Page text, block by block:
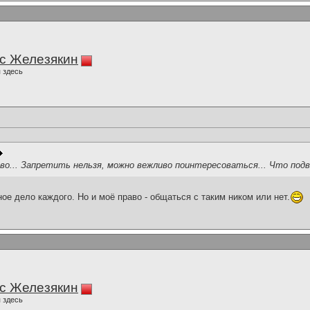
Железякин
Запретить нельзя, можно вежливо поинтересоваться... Что
дело каждого. Но и моё право - общаться с таким ником или нет.
Железякин